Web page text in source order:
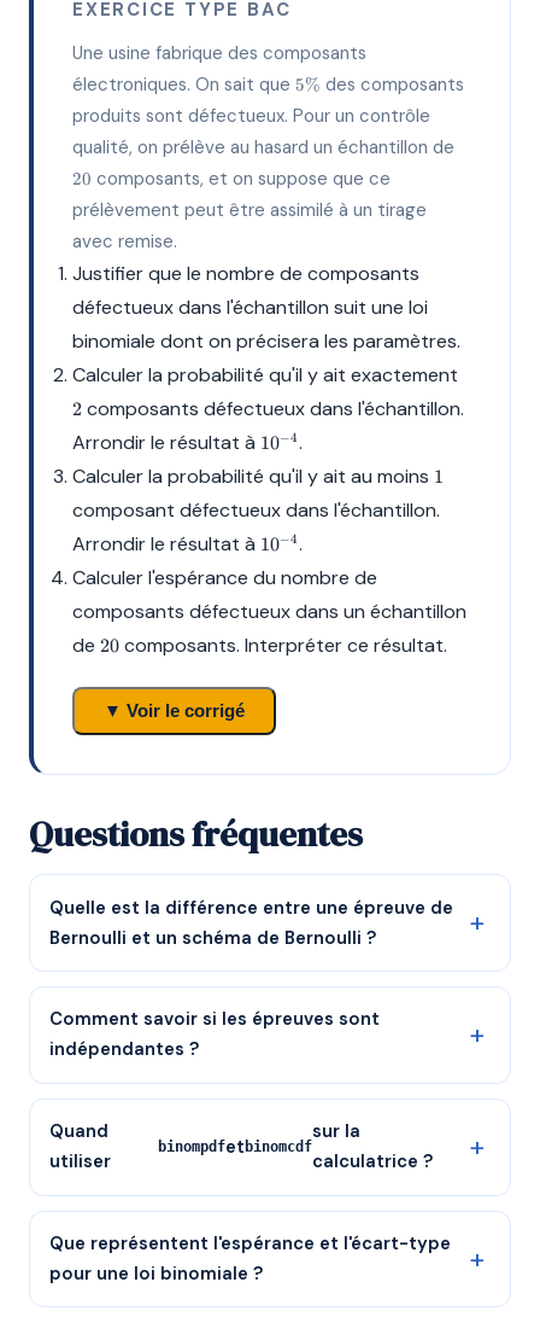
EXERCICE TYPE BAC
Une usine fabrique des composants
électroniques. On sait que 5\%
5% des composants
produits sont défectueux. Pour un contrôle
qualité, on prélève au hasard un échantillon de
20 composants, et on suppose que ce
prélèvement peut être assimilé à un tirage
avec remise.
Justifier que le nombre de composants
défectueux dans l'échantillon suit une loi
binomiale dont on précisera les paramètres.
Calculer la probabilité qu'il y ait exactement
2 composants défectueux dans l'échantillon.
Arrondir le résultat à 10^{-4}
10−4.
Calculer la probabilité qu'il y ait au moins 11
composant défectueux dans l'échantillon.
Arrondir le résultat à 10^{-4}
10−4.
Calculer l'espérance du nombre de
composants défectueux dans un échantillon
de 20
20 composants. Interpréter ce résultat.
▼ Voir le corrigé
Questions fréquentes
Quelle est la différence entre une épreuve de
Bernoulli et un schéma de Bernoulli ?
Comment savoir si les épreuves sont
indépendantes ?
Quand
utiliser
binompdfet binomcdf
sur la
calculatrice ?
Que représentent l'espérance et l'écart-type
pour une loi binomiale ?